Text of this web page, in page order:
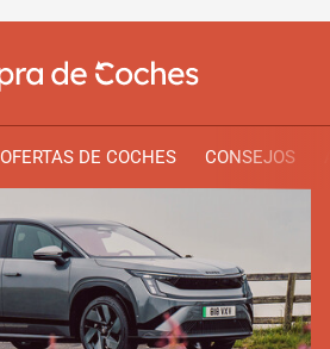
OFERTAS DE COCHES CONSEJOS